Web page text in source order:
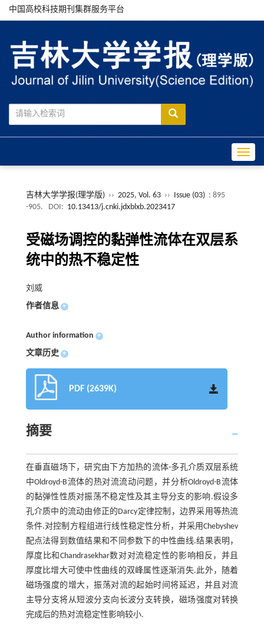
中国高校科技期刊集群服务平台
吉林大学学报(理学版) ›› 2025, Vol. 63 ›› Issue (03) : 895
-905.
DOI: 10.13413/j.cnki.jdxblxb.2023417
受磁场调控的黏弹性流体在双层系
统中的热不稳定性
刘威
作者信息 +
Author information +
文章历史 +
PDF (2639K)
摘要
在垂直磁场下，研究由下方加热的流体-多孔介质双层系统
中Oldroyd-B流体的热对流流动问题，并分析Oldroyd-B流体
的黏弹性性质对振荡不稳定性及其主导分支的影响.假设多
孔介质中的流动由修正的Darcy定律控制，边界采用等热流
条件.对控制方程组进行线性稳定性分析，并采用Chebyshev
配点法得到数值结果和不同参数下的中性曲线.结果表明，
厚度比和Chandrasekhar数对对流稳定性的影响相反，并且
厚度比增大可使中性曲线的双峰属性逐渐消失.此外，随着
磁场强度的增大，振荡对流的起始时间将延迟，并且对流
主导分支将从短波分支向长波分支转换，磁场强度对转换
完成后的热对流稳定性影响较小.